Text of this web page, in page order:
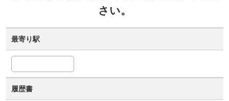
さい。
最寄り駅
履歴書